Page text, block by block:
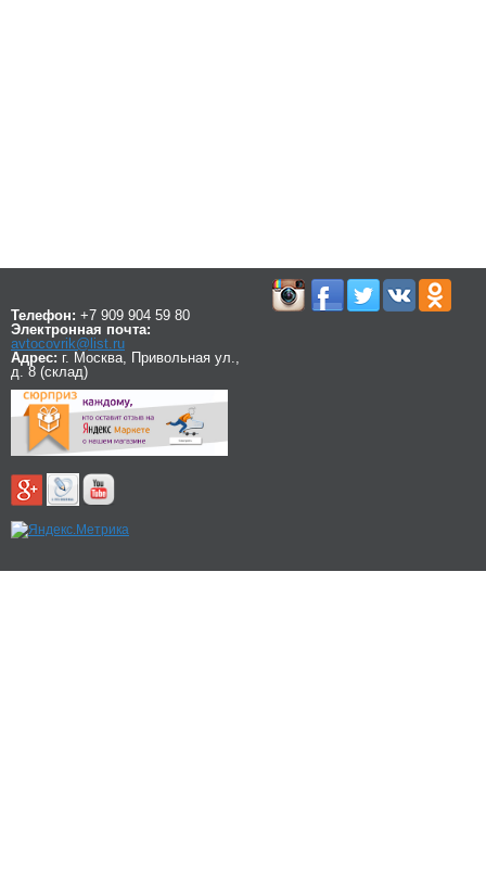
Телефон: +7 909 904 59 80
Электронная почта:
avtocovrik@list.ru
Адрес: г. Москва, Привольная ул.,
д. 8 (склад)